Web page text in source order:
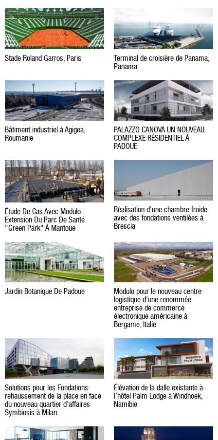
Stade Roland Garros, Paris
Terminal de croisière de Panama,
Panama
Bâtiment industriel à Agigea,
Roumanie
PALAZZO CANOVA UN NOUVEAU
COMPLEXE RÉSIDENTIEL À
PADOUE
Étude De Cas Avec Modulo:
Extension Du Parc De Santé
"Green Park" À Mantoue
Réalisation d'une chambre froide
avec des fondations ventilées à
Brescia
Jardin Botanique De Padoue
Modulo pour le nouveau centre
logistique d'une renommée
entreprise de commerce
électronique américaine à
Bergame, Italie
Solutions pour les Fondations:
rehaussement de la place en face
du nouveau quartier d’affaires
Symbiosis à Milan
Élévation de la dalle existante à
l’hôtel Palm Lodge à Windhoek,
Namibie